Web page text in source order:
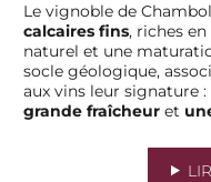
Le vignoble de
calcaires fins, riches
naturel et une
socle géologique,
aux vins leur signature :
grande fraîcheuret